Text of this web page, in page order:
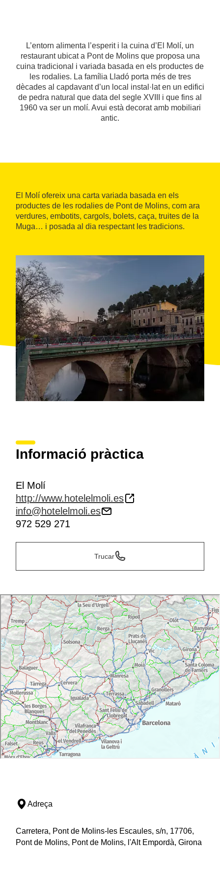
L’entorn alimenta l’esperit i la cuina d’El Molí, un
restaurant ubicat a Pont de Molins que proposa una
cuina tradicional i variada basada en els productes de
les rodalies. La família Lladó porta més de tres
dècades al capdavant d’un local instal·lat en un edifici
de pedra natural que data del segle XVIII i que fins al
1960 va ser un molí. Avui està decorat amb mobiliari
antic.
El Molí ofereix una carta variada basada en els
productes de les rodalies de Pont de Molins, com ara
verdures, embotits, cargols, bolets, caça, truites de la
Muga… i posada al dia respectant les tradicions.
Informació pràctica
El Molí
http://www.hotelelmoli.es
info@hotelelmoli.es
972 529 271
Trucar
Adreça
Carretera, Pont de Molins-les Escaules, s/n, 17706,
Pont de Molins, Pont de Molins, l'Alt Empordà, Girona